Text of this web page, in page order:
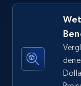
2.5K+
eBay
URL, Product
Seller reviews,